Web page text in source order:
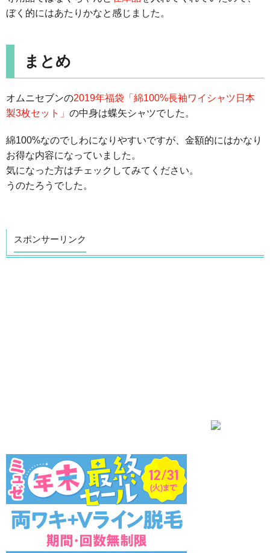
ぼく的にはあたりかなと感じました。
まとめ
オムニセブンの2019年福袋「綿100%長袖ワイシャツ日本
製3枚セット」 の中身は蝶矢シャツでした。
綿100%なのでしわになりやすいですが、金額的にはかなり
お得な内容になっていました。
気になった方はチェックしてみてください。
うのたろうでした。
スポンサーリンク